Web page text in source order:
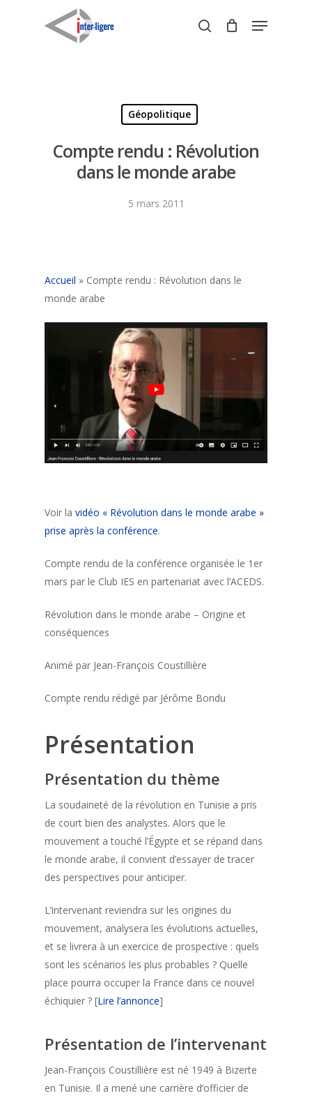
search
Menu
Géopolitique
Compte rendu : Révolution
dans le monde arabe
5 mars 2011
Accueil » Compte rendu : Révolution dans le
monde arabe
Voir la vidéo « Révolution dans le monde arabe »
prise après la conférence.
Compte rendu de la conférence organisée le 1er
mars par le Club IES en partenariat avec l’ACEDS.
Révolution dans le monde arabe – Origine et
conséquences
Animé par Jean-François Coustillière
Compte rendu rédigé par Jérôme Bondu
Présentation
Présentation du thème
La soudaineté de la révolution en Tunisie a pris
de court bien des analystes. Alors que le
mouvement a touché l’Égypte et se répand dans
le monde arabe, il convient d’essayer de tracer
des perspectives pour anticiper.
L’intervenant reviendra sur les origines du
mouvement, analysera les évolutions actuelles,
et se livrera à un exercice de prospective : quels
sont les scénarios les plus probables ? Quelle
place pourra occuper la France dans ce nouvel
échiquier ? [Lire l’annonce]
Présentation de l’intervenant
Jean-François Coustillière est né 1949 à Bizerte
en Tunisie. Il a mené une carrière d’officier de